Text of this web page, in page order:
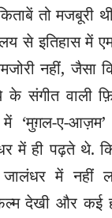
तो मजबूरी
से इतिहास में
नहीं, जैसा
संगीत वाली
‘मुग़ल-ए-आज़म’
में ही पढ़ते थे.
में नहीं
देखी और